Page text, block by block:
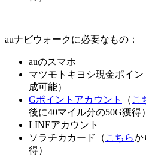
auナビウォークに必要なもの：
auのスマホ
マツモトキヨシ現金ポイ
成可能）
Gポイントアカウント
（ こ
後に40マイル分の50G獲得）
LINEアカウント
ソラチカカード（ こちらか
得）